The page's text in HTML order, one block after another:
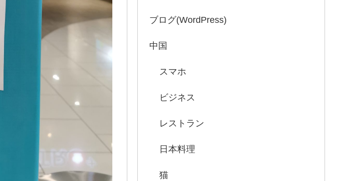
ブログ(WordPress)
中国
スマホ
ビジネス
レストラン
日本料理
猫